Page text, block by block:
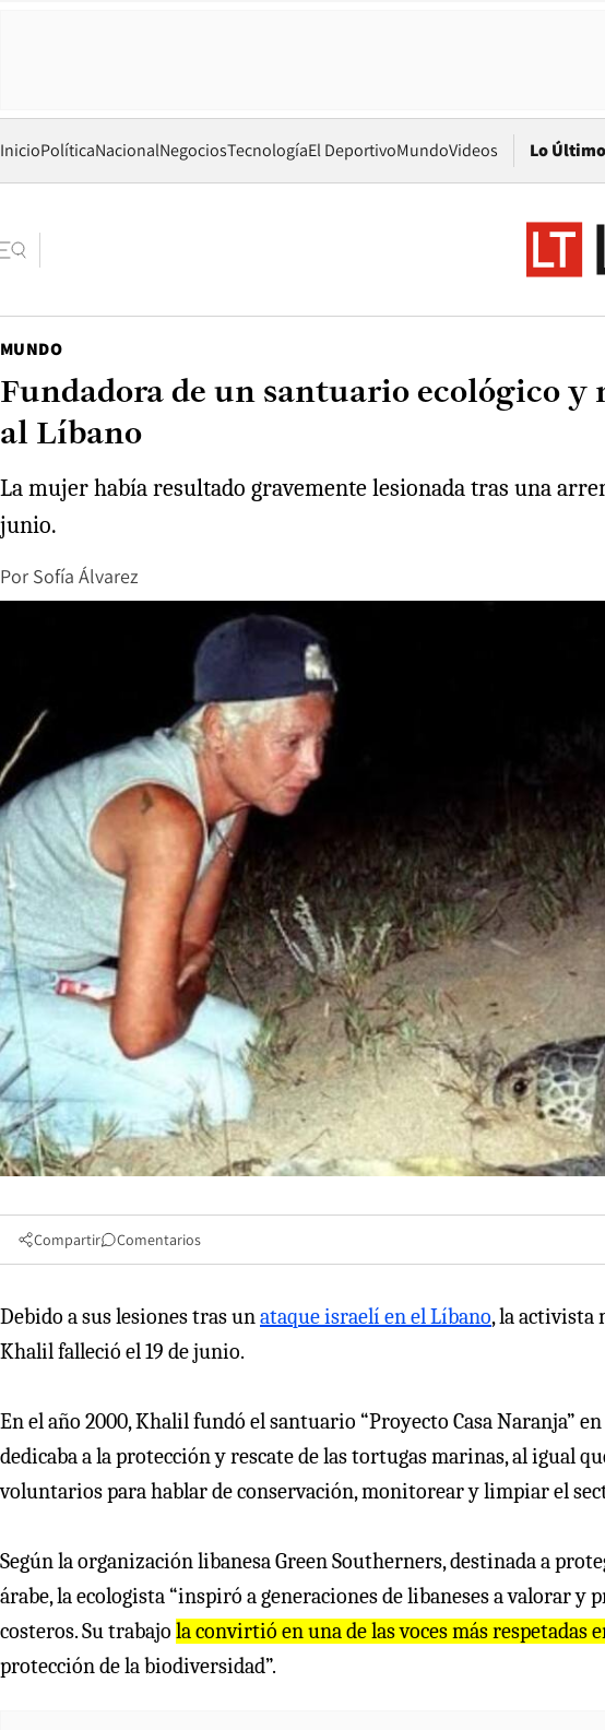
InicioPolíticaNacionalNegociosTecnologíaEl DeportivoMundoVideos Lo Último
MUNDO
Fundadora de un santuario ecológico
al Líbano
La mujer había resultado gravemente lesionada tras una
junio.
Por Sofía Álvarez
Compartir Comentarios
Debido a sus lesiones tras unataque israelí en el Líbano, la activista
Khalil falleció el 19 de junio.
En el año 2000, Khalil fundó el santuario “Proyecto Casa Naranja”
dedicaba a la protección y rescate de las tortugas marinas, al igual
voluntarios para hablar de conservación, monitorear y limpiar el
Según la organización libanesa Green Southerners, destinada a
árabe, la ecologista “inspiró a generaciones de libaneses a valorar
costeros. Su trabajo la convirtió en una de las voces más respetadas
protección de la biodiversidad”.